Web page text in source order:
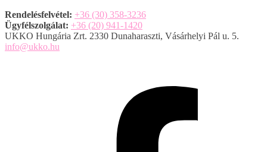
Rendelésfelvétel: +36 (30) 358-3236
Ügyfélszolgálat: +36 (20) 941-1420
UKKO Hungária Zrt. 2330 Dunaharaszti, Vásárhelyi Pál u. 5.
info@ukko.hu